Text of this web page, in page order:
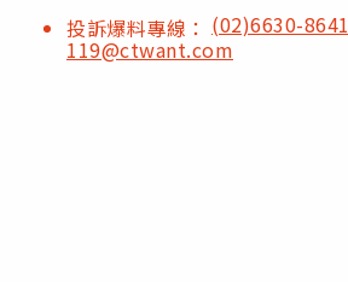
投訴爆料專線： (02)6630-8641
119@ctwant.com